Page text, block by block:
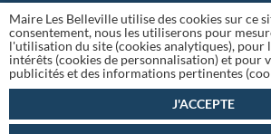
Maire Les Belleville utilise des cookies sur ce
consentement, nous les utiliserons pour
l'utilisation du site (cookies analytiques), pour
intérêts (cookies de personnalisation) et pour
publicités et des informations pertinentes
J'ACCEPTE